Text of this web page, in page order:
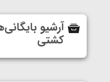
آرشیو
کشتی